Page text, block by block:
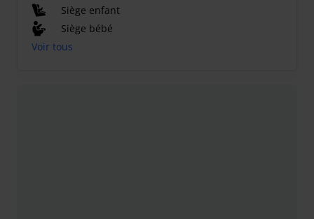
Siège enfant
Siège bébé
Voir tous